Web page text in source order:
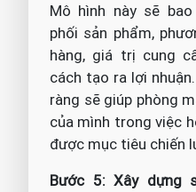
Mô hình này sẽ
phối sản phẩm,
hàng, giá trị cung
cách tạo ra lợi
ràng sẽ giúp phòng
của mình trong việc
được mục tiêu chiến
Bước 5: Xây dựng